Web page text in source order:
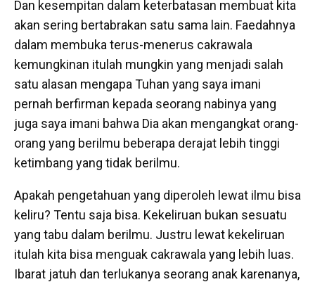
Dan kesempitan dalam keterbatasan membuat kita
akan sering bertabrakan satu sama lain. Faedahnya
dalam membuka terus-menerus cakrawala
kemungkinan itulah mungkin yang menjadi salah
satu alasan mengapa Tuhan yang saya imani
pernah berfirman kepada seorang nabinya yang
juga saya imani bahwa Dia akan mengangkat orang-
orang yang berilmu beberapa derajat lebih tinggi
ketimbang yang tidak berilmu.
Apakah pengetahuan yang diperoleh lewat ilmu bisa
keliru? Tentu saja bisa. Kekeliruan bukan sesuatu
yang tabu dalam berilmu. Justru lewat kekeliruan
itulah kita bisa menguak cakrawala yang lebih luas.
Ibarat jatuh dan terlukanya seorang anak karenanya,